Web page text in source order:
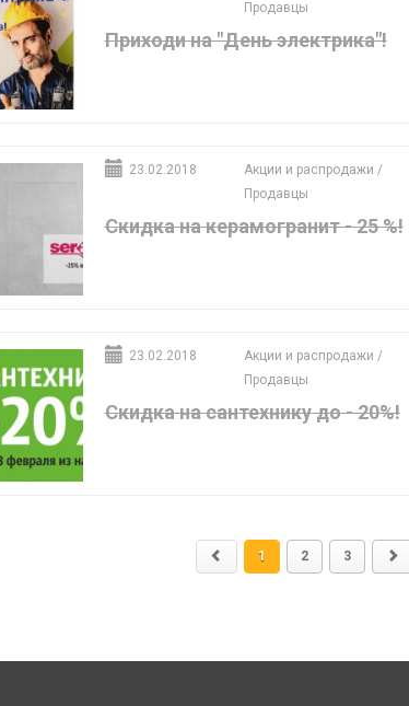
Продавцы
Приходи на "День электрика"!
23.02.2018 Акции и распродажи /
Продавцы
Скидка на керамогранит - 25 %!
23.02.2018 Акции и распродажи /
Продавцы
Скидка на сантехнику до - 20%!
1 2 3